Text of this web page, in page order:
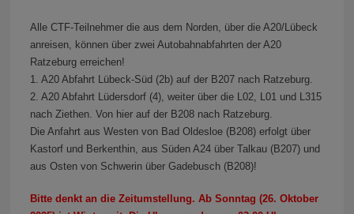
Alle CTF-Teilnehmer die aus dem Norden, über die A20/Lübeck
anreisen, können über zwei Autobahnabfahrten der A20
Ratzeburg erreichen!
1. A20 Abfahrt Lübeck-Süd (2b) auf der B207 nach Ratzeburg.
2. A20 Abfahrt Lüdersdorf (4), weiter über die L02, L01 und L315
nach Ziethen. Von hier auf der B208 nach Ratzeburg.
Die Anfahrt aus Westen von Bad Oldesloe (B208) erfolgt über
Kastorf und Berkenthin, aus Süden A24 über Talkau (B207) und
aus Osten von Schwerin über Gadebusch (B208)!
Bitte denkt an die Zeitumstellung. Ab Sonntag (26. Oktober